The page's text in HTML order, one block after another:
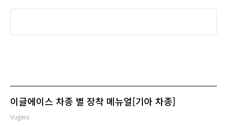
이글에이스 차종 별 장착 메뉴얼[기아 차종]
Vugera